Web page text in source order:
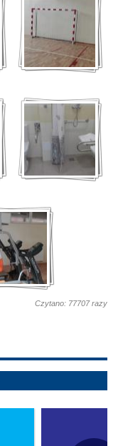
Czytano: 77707 razy